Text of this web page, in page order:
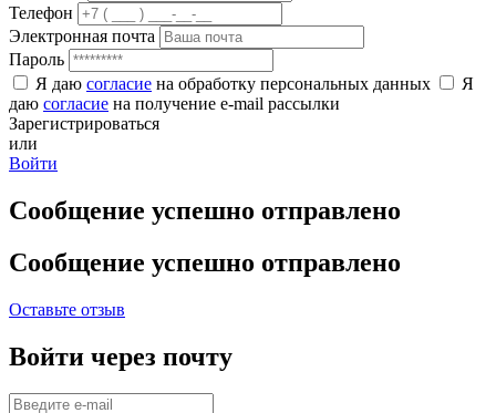
Телефон
Электронная почта
Пароль
Я даю согласие на обработку персональных данных
Я
даю согласие на получение e-mail рассылки
Зарегистрироваться
или
Войти
Сообщение успешно отправлено
Сообщение успешно отправлено
Оставьте отзыв
Войти через почту